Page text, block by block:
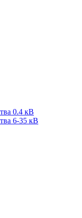
0.4 кВ
6-35 кВ